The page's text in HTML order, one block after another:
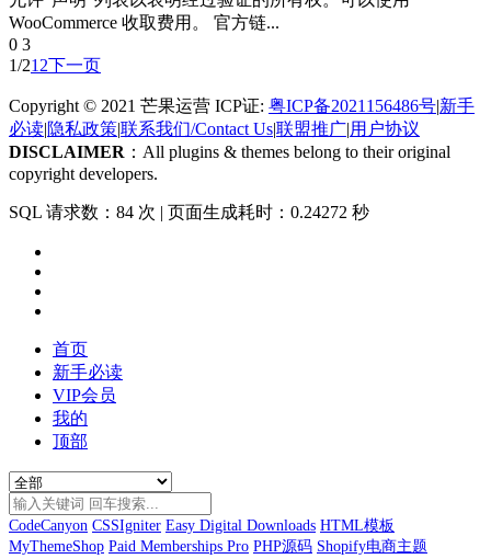
WooCommerce 收取费用。 官方链...
0 3
1/21 2下一页
Copyright © 2021 芒果运营 ICP证: 粤ICP备2021156486号|新手
必读|隐私政策|联系我们/Contact Us|联盟推广|用户协议
DISCLAIMER ：All plugins & themes belong to their original
copyright developers.
SQL 请求数：84 次 | 页面生成耗时：0.24272 秒
首页
新手必读
VIP会员
我的
顶部
CodeCanyon CSSIgniter Easy Digital Downloads HTML模板
MyThemeShop Paid Memberships Pro PHP源码 Shopify电商主题